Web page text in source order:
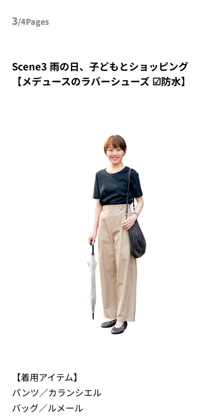
3/4Pages
Scene3 雨の日、子どもとショッピング
【メデュースのラバーシューズ ☑︎防水】
【着用アイテム】
パンツ／カランシエル
バッグ／ルメール